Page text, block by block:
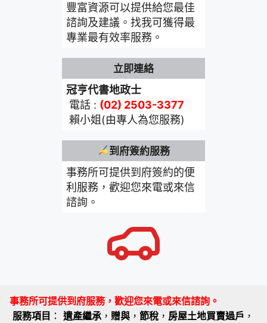
豐富資源可以提供給您最佳
諮詢及建議。找我可獲得最
專業最有效率服務。
立即連絡
冠亨代書地政士
電話 : (02) 2503-3377
賴小姐(由專人為您服務)
到府簽約服務
事務所可提供到府簽約的便
利服務，歡迎您來電或來信
諮詢。
事務所可提供到府服務，歡迎您來電或來信諮詢。
服務項目 ： 遺產繼承 ， 贈與 ， 節稅 ， 房屋土地買賣過戶 ，